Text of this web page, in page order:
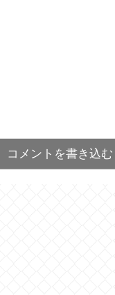
コメントを書き込む